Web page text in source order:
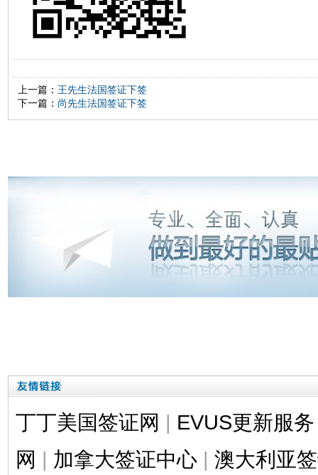
上一篇： 王先生法国签证下签
下一篇： 尚先生法国签证下签
丁丁美国签证网 | EVUS更新服务
网 | 加拿大签证中心 | 澳大利亚